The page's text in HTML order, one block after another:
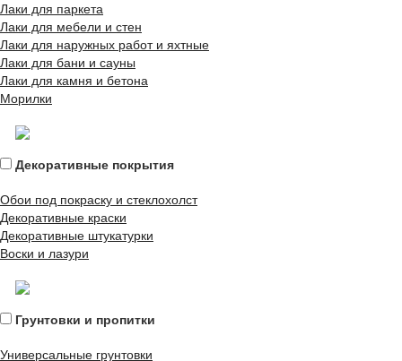
Лаки для паркета
Лаки для мебели и стен
Лаки для наружных работ и яхтные
Лаки для бани и сауны
Лаки для камня и бетона
Морилки
Декоративные покрытия
Обои под покраску и стеклохолст
Декоративные краски
Декоративные штукатурки
Воски и лазури
Грунтовки и пропитки
Универсальные грунтовки